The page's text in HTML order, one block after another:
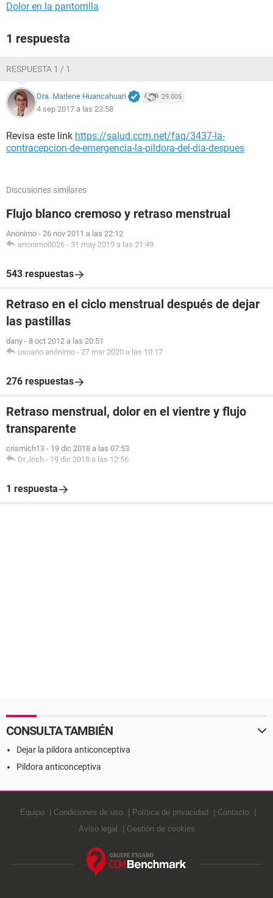
Dolor en la pantorrilla
1 respuesta
RESPUESTA 1 / 1
Dra. Marlene Huancahuari 29.005
4 sep 2017 a las 23:58
Revisa este link https://salud.ccm.net/faq/3437-la-
contracepcion-de-emergencia-la-pildora-del-dia-despues
Discusiones similares
Flujo blanco cremoso y retraso menstrual
Anonimo - 26 nov 2011 a las 22:12
anonimo0026 - 31 may 2019 a las 21:49
543 respuestas
Retraso en el ciclo menstrual después de dejar
las pastillas
dany - 8 oct 2012 a las 20:51
usuario anónimo - 27 mar 2020 a las 10:17
276 respuestas
Retraso menstrual, dolor en el vientre y flujo
transparente
crismich13 - 19 dic 2018 a las 07:53
Dr.Josh - 19 dic 2018 a las 12:56
1 respuesta
CONSULTA TAMBIÉN
Dejar la pildora anticonceptiva
Pildora anticonceptiva
Equipo Condiciones de uso Política de privacidad
Contacto
Aviso legal
Gestión de cookies